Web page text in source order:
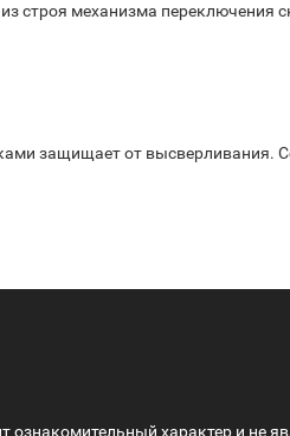
строя механизма переключения
защищает от высверливания.
ознакомительный характер и не